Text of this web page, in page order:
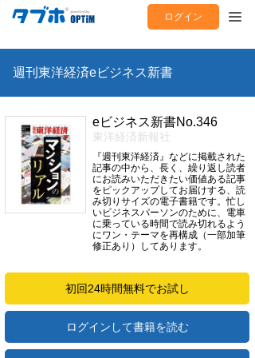
ログイン
週刊東洋経済eビジネス新書
eビジネス新書No.346
東洋経済新報社
『週刊東洋経済』などに掲載された
記事の中から、長く、繰り返し読者
にお読みいただきたい価値ある記事
をピックアップしてお届けする、読
み切りサイズの電子書籍です。忙し
いビジネスパーソンのために、電車
に乗っている時間で読み切れるよう
にワン・テーマを再構成（一部加筆
修正あり）してあります。
初回24時間無料でお試し
ログインして書籍を読む